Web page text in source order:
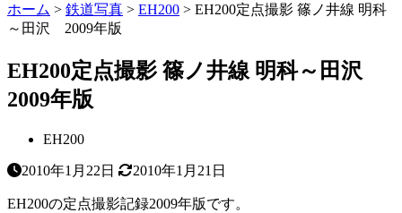
ホーム > 鉄道写真 > EH200 > EH200定点撮影 篠ノ井線 明科
～田沢 2009年版
EH200定点撮影 篠ノ井線 明科～田沢
2009年版
EH200
2010年1月22日 2010年1月21日
EH200の定点撮影記録2009年版です。